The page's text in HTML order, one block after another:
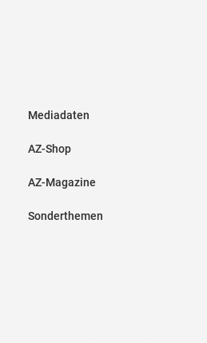
Mediadaten
AZ-Shop
AZ-Magazine
Sonderthemen